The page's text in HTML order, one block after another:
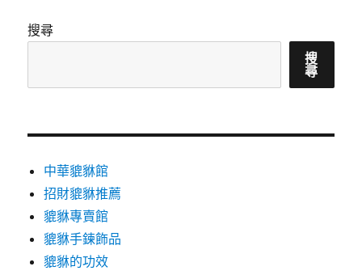
搜尋
搜
尋
中華貔貅館
招財貔貅推薦
貔貅專賣館
貔貅手鍊飾品
貔貅的功效